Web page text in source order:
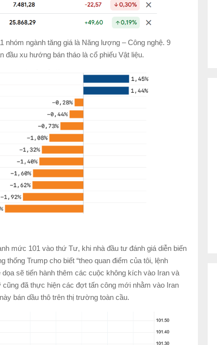
nhóm ngành tăng giá là Năng lượng – Công nghệ. 9
đầu xu hướng bán tháo là cổ phiếu Vật liệu.
mức 101 vào thứ Tư, khi nhà đầu tư đánh giá diễn biến
thống Trump cho biết “theo quan điểm của tôi, lệnh
sẽ tiến hành thêm các cuộc không kích vào Iran và
đã thực hiện các đợt tấn công mới nhằm vào Iran
bán dầu thô trên thị trường toàn cầu.